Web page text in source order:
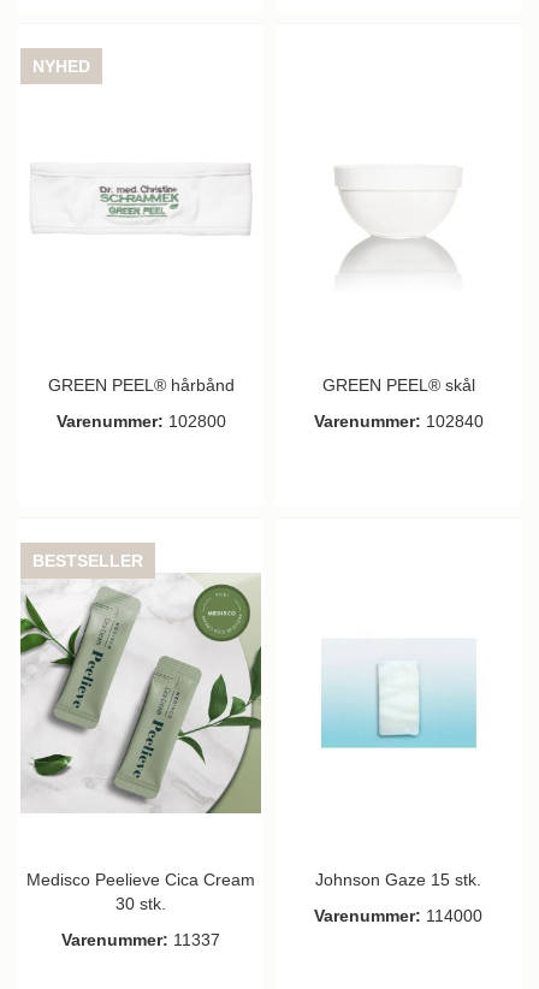
NYHED
GREEN PEEL® hårbånd
Varenummer: 102800
GREEN PEEL® skål
Varenummer: 102840
BESTSELLER
Medisco Peelieve Cica Cream
30 stk.
Varenummer: 11337
Johnson Gaze 15 stk.
Varenummer: 114000